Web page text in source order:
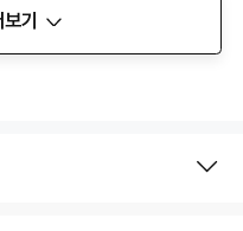
기